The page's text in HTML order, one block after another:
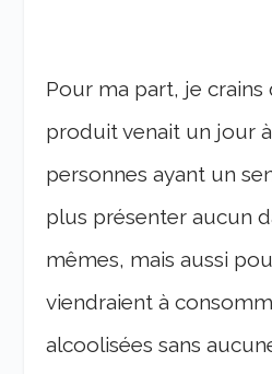
Pour ma part, je crains
produit venait un jour
personnes ayant un
plus présenter aucun
mêmes, mais aussi
viendraient à
alcoolisées sans